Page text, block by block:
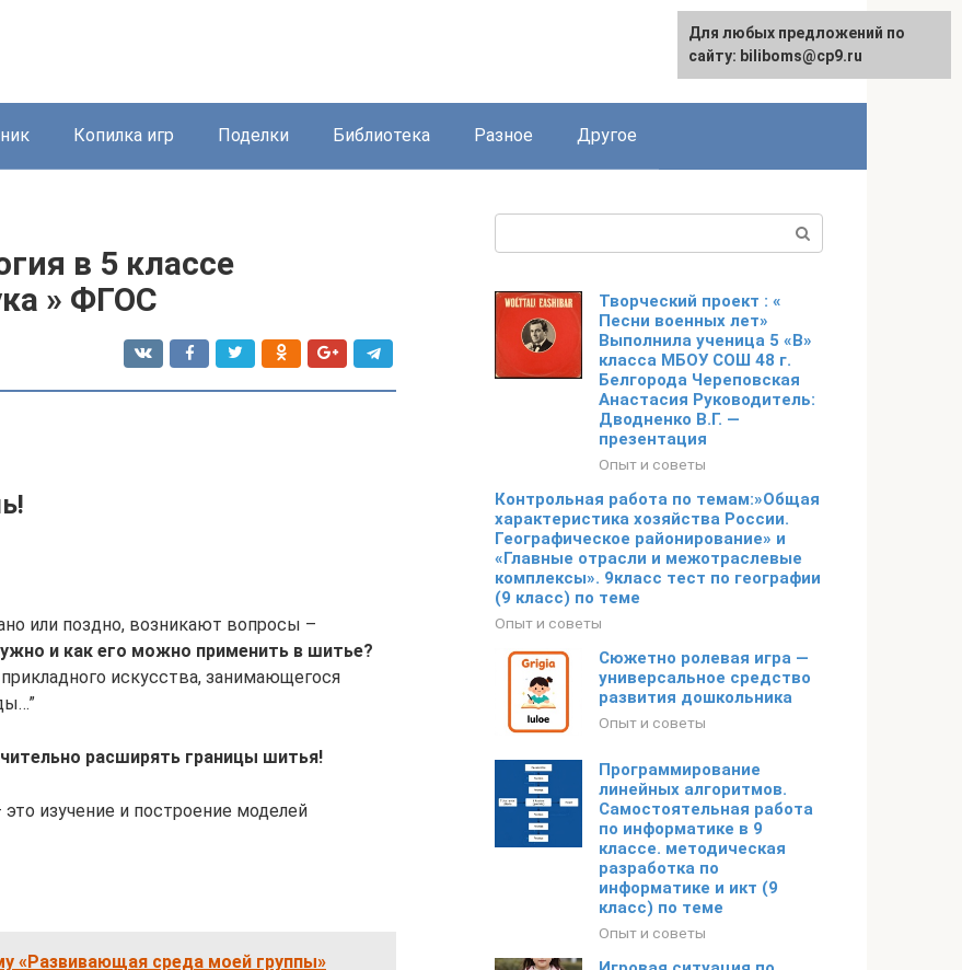
Копилка игр Поделки Библиотека Разное Другое
в 5 классе
» ФГОС
или поздно, возникают вопросы –
и как его можно применить в шитье?
искусства, занимающегося
расширять границы шитья!
это изучение и построение моделей
«Развивающая среда моей группы»
Творческий проект : «
Песни военных лет»
Выполнила ученица 5 «В»
класса МБОУ СОШ 48 г.
Белгорода Череповская
Анастасия Руководитель:
Дводненко В.Г. —
презентация
Опыт и советы
Контрольная работа по темам:»Общая
характеристика хозяйства России.
Географическое районирование» и
«Главные отрасли и межотраслевые
комплексы». 9класс тест по географии
(9 класс) по теме
Опыт и советы
Сюжетно ролевая игра —
универсальное средство
развития дошкольника
Опыт и советы
Программирование
линейных алгоритмов.
Самостоятельная работа
по информатике в 9
классе. методическая
разработка по
информатике и икт (9
класс) по теме
Опыт и советы
Для любых предложений по
сайту: biliboms@cp9.ru